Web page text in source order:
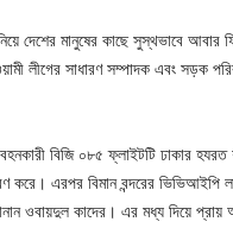
দেশের মানুষের কাছে সুস্থভাবে আবার
লীগের সাধারণ সম্পাদক এবং সড়ক
বিজি ০৮৫ ফ্লাইটটি ঢাকার হযরত
করে। এরপর বিমান বন্দরের ভিভিআইপি
ওবায়দুল কাদের। এর মধ্য দিয়ে